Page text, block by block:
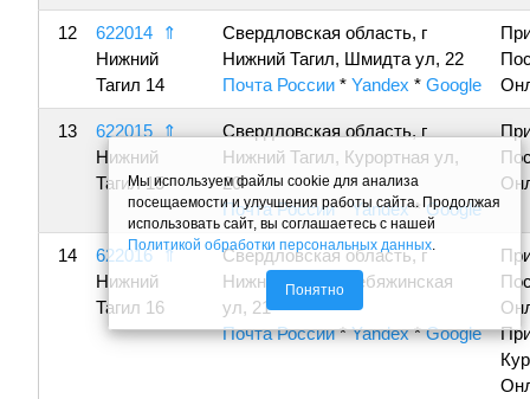
12 622014
⇑
Нижний
Тагил 14
Свердловская область, г
Нижний Тагил, Шмидта ул, 22
Почта России * Yandex * Google
13 622015
⇑
Нижний
Тагил 15
Свердловская область, г
Нижний Тагил, Курортная ул,
20
Почта России*Yandex*Google
14 622016
⇑
Нижний
Тагил 16
Свердловская область, г
Нижний Тагил, Лебяжинская
ул, 21
Почта России*Yandex*Google
Мы используем файлы cookie для анализа
посещаемости и улучшения работы сайта. Продолжая
использовать сайт, вы соглашаетесь с нашей
Политикой обработки персональных данных
Понятно